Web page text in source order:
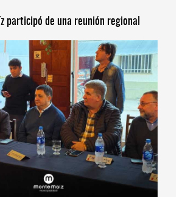
participó de una reunión regional